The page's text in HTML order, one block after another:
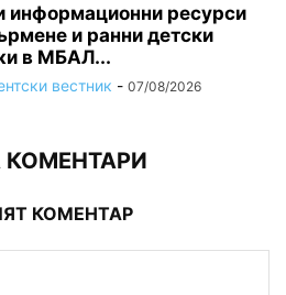
информационни ресурси
и ранни детски
в МБАЛ...
вестник - 07/08/2026
КОМЕНТАР